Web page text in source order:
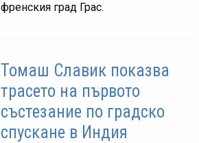
френския град Грас.
Томаш Славик показва
трасето на първото
състезание по градско
спускане в Индия